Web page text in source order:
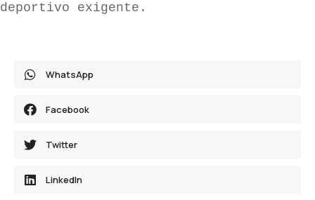
deportivo exigente.
WhatsApp
Facebook
Twitter
LinkedIn